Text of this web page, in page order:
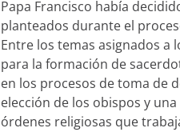
Papa Francisco había
planteados durante el
Entre los temas asignados a
para la formación de
en los procesos de toma de
elección de los obispos y
órdenes religiosas que